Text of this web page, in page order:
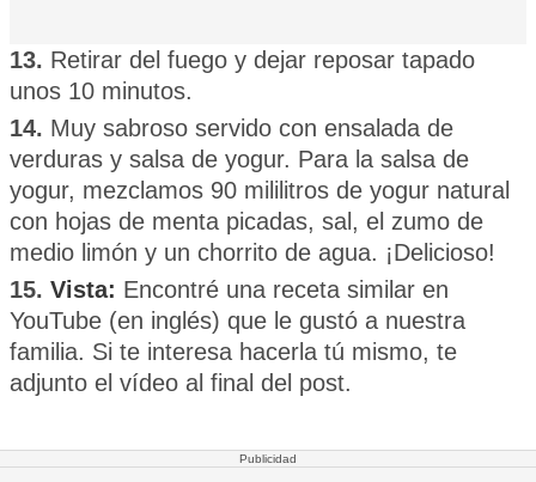
13. Retirar del fuego y dejar reposar tapado
unos 10 minutos.
14. Muy sabroso servido con ensalada de
verduras y salsa de yogur. Para la salsa de
yogur, mezclamos 90 mililitros de yogur natural
con hojas de menta picadas, sal, el zumo de
medio limón y un chorrito de agua. ¡Delicioso!
15. Vista: Encontré una receta similar en
YouTube (en inglés) que le gustó a nuestra
familia. Si te interesa hacerla tú mismo, te
adjunto el vídeo al final del post.
Publicidad